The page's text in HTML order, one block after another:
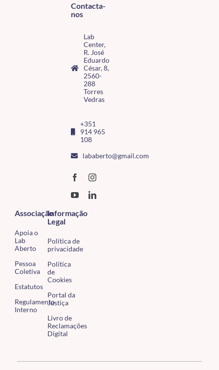
Contacta-
nos
Lab
Center,
R. José
Eduardo
César, 8,
2560-
288
Torres
Vedras
+351
914 965
108
lababerto@gmail.com
Associação
Apoia o
Lab
Aberto
Pessoa
Coletiva
Estatutos
Regulamento
Interno
Informação
Legal
Política de
privacidade
Política
de
Cookies
Portal da
Justiça
Livro de
Reclamações
Digital